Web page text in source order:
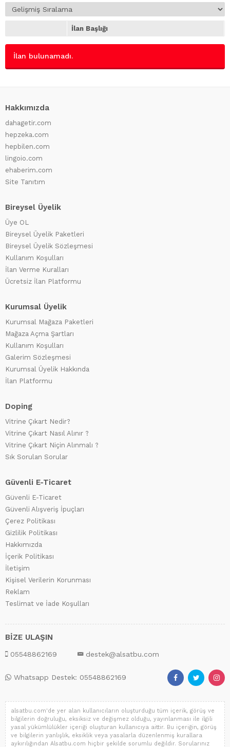
İlan Başlığı
İlan bulunamadı.
Hakkımızda
dahagetir.com
hepzeka.com
hepbilen.com
lingoio.com
ehaberim.com
Site Tanıtım
Bireysel Üyelik
Üye OL
Bireysel Üyelik Paketleri
Bireysel Üyelik Sözleşmesi
Kullanım Koşulları
İlan Verme Kuralları
Ücretsiz İlan Platformu
Kurumsal Üyelik
Kurumsal Mağaza Paketleri
Mağaza Açma Şartları
Kullanım Koşulları
Galerim Sözleşmesi
Kurumsal Üyelik Hakkında
İlan Platformu
Doping
Vitrine Çıkart Nedir?
Vitrine Çıkart Nasıl Alınır ?
Vitrine Çıkart Niçin Alınmalı ?
Sık Sorulan Sorular
Güvenli E-Ticaret
Güvenli E-Ticaret
Güvenli Alışveriş İpuçları
Çerez Politikası
Gizlilik Politikası
Hakkımızda
İçerik Politikası
İletişim
Kişisel Verilerin Korunması
Reklam
Teslimat ve İade Koşulları
BİZE ULAŞIN
05548862169 destek@alsatbu.com
Whatsapp Destek: 05548862169
alsatbu.com'de yer alan kullanıcıların oluşturduğu tüm içerik, görüş ve
bilgilerin doğruluğu, eksiksiz ve değişmez olduğu, yayınlanması ile ilgili
yasal yükümlülükler içeriği oluşturan kullanıcıya aittir. Bu içeriğin, görüş
ve bilgilerin yanlışlık, eksiklik veya yasalarla düzenlenmiş kurallara
aykırılığından Alsatbu.com hiçbir şekilde sorumlu değildir. Sorularınız